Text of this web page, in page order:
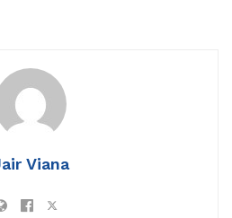
Viana